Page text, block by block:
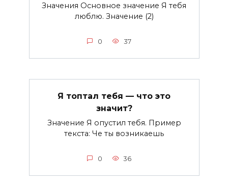
Значения Основное значение Я тебя
люблю. Значение (2)
0 37
Я топтал тебя — что это
значит?
Значение Я опустил тебя. Пример
текста: Че ты возникаешь
0 36